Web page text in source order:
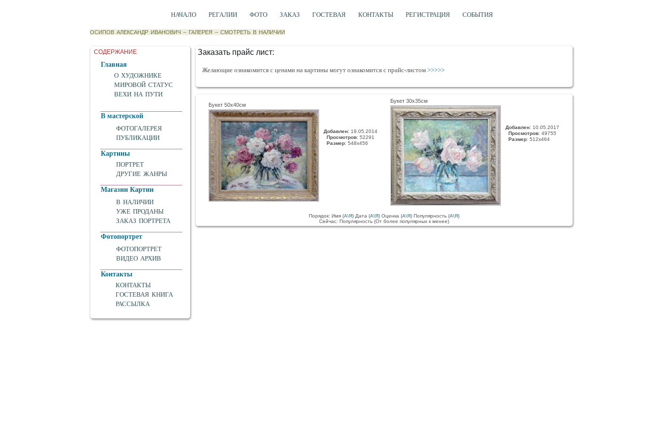
НАЧАЛО РЕГАЛИИ ФОТО ЗАКАЗ ГОСТЕВАЯ КОНТАКТЫ РЕГИСТРАЦИЯ СОБЫТИЯ
ОСИПОВ АЛЕКСАНДР ИВАНОВИЧ – ГАЛЕРЕЯ – СМОТРЕТЬ В НАЛИЧИИ
СОДЕРЖАНИЕ
Главная
О ХУДОЖНИКЕ
МИРОВОЙ СТАТУС
ВЕХИ НА ПУТИ
В мастерской
ФОТОГАЛЕРЕЯ
ПУБЛИКАЦИИ
Картины
ПОРТРЕТ
ДРУГИЕ ЖАНРЫ
Магазин Картин
В НАЛИЧИИ
УЖЕ ПРОДАНЫ
ЗАКАЗ ПОРТРЕТА
Фотопортрет
ФОТОПОРТРЕТ
ВИДЕО АРХИВ
Контакты
КОНТАКТЫ
ГОСТЕВАЯ КНИГА
РАССЫЛКА
Заказать прайс лист:
Желающие ознакомится с ценами на картины могут ознакомится с прайс-листом >>>>>
Букет 50х40см
Добавлен: 19.05.2014
Просмотров: 52291
Размер: 548x456
Букет 30х35см
Добавлен: 10.05.2017
Просмотров: 49755
Размер: 512x464
Порядок: Имя (А\Я) Дата (А\Я) Оценка (А\Я) Популярность (А\Я)
Сейчас: Популярность (От более популярных к менее)